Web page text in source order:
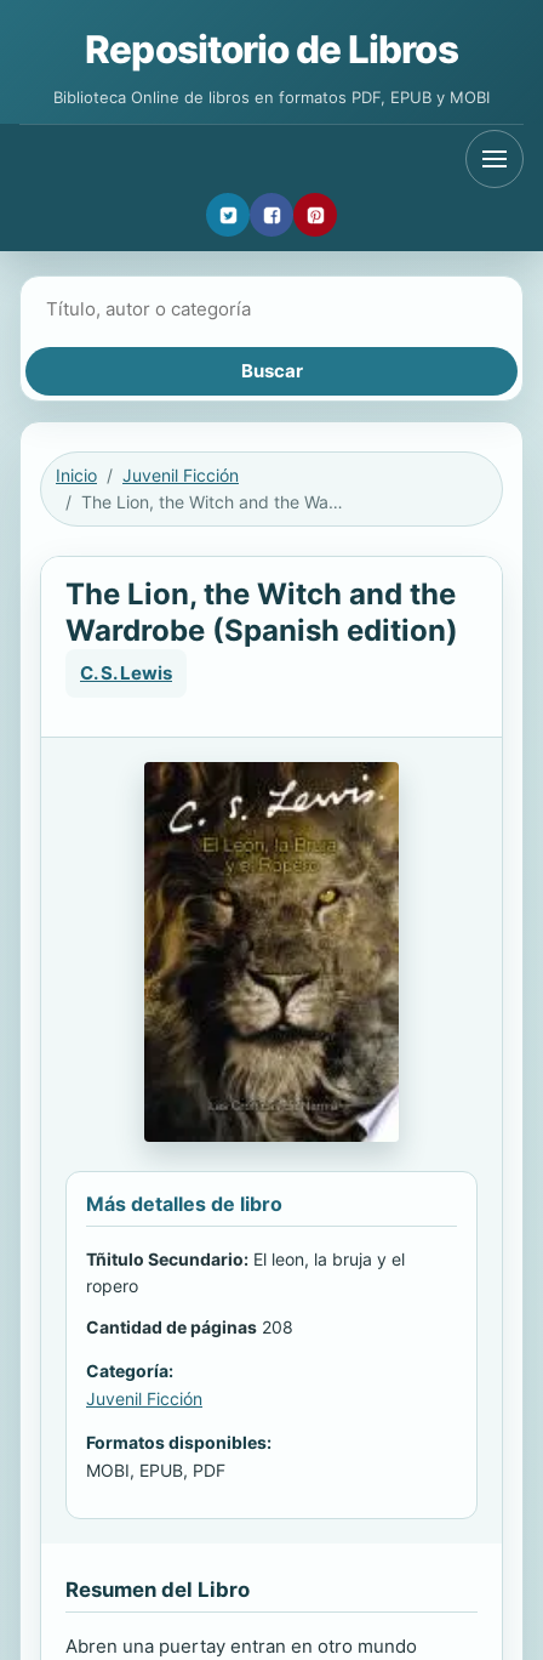
Repositorio de Libros
Biblioteca Online de libros en formatos PDF, EPUB y MOBI
Inicio
Juvenil Ficción
The Lion, the Witch and the Wardrobe (Spanish edition)
The Lion, the Witch and the
Wardrobe (Spanish edition)
C. S. Lewis
Más detalles de libro
Tñitulo Secundario: El leon, la bruja y el
ropero
Cantidad de páginas 208
Categoría:
Juvenil Ficción
Formatos disponibles:
MOBI, EPUB, PDF
Resumen del Libro
Abren una puertay entran en otro mundo